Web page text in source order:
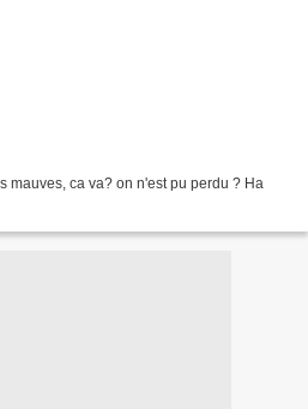
mauves, ca va? on n'est pu perdu ? Ha